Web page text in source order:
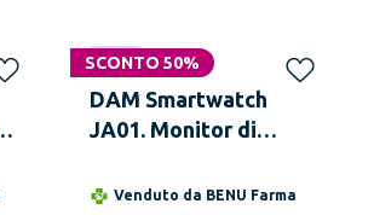
SCONTO 50%
Novità
DAM Smartwatch
JA01. Monitor di
controllo della
Venduto da BENU Farma